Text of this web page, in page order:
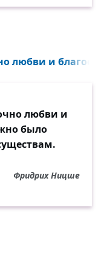
любви и
любви и
было
Фридрих Ницше